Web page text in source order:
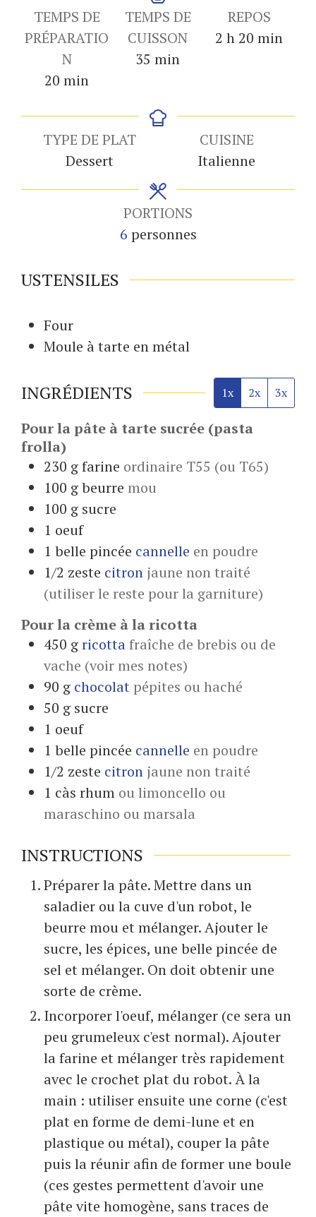
TEMPS DE
PRÉPARATIO
N
20 minutes
min
TEMPS DE
CUISSON
35 minutes
min
REPOS
2 heures
h 20 minutes
min
TYPE DE PLAT
Dessert
CUISINE
Italienne
PORTIONS
6 personnes
USTENSILES
Four
Moule à tarte en métal
INGRÉDIENTS 1x 2x 3x
Pour la pâte à tarte sucrée (pasta
frolla)
230 gfarine ordinaire T55 (ou T65)
100 gbeurre mou
100 g sucre
1 oeuf
1 belle pincée cannelle en poudre
1/2 zeste citron jaune non traité
(utiliser le reste pour la garniture)
Pour la crème à la ricotta
450 gricottafraîche de brebis ou de
vache (voir mes notes)
90 g chocolat pépites ou haché
50 g sucre
1 oeuf
1 belle pincée cannelle en poudre
1/2 zeste citron jaune non traité
1 càs rhum ou limoncello ou
maraschino ou marsala
INSTRUCTIONS
Préparer la pâte. Mettre dans un
saladier ou la cuve d'un robot, le
beurre mou et mélanger. Ajouter le
sucre, les épices, une belle pincée de
sel et mélanger. On doit obtenir une
sorte de crème.
Incorporer l'oeuf, mélanger (ce sera un
peu grumeleux c'est normal). Ajouter
la farine et mélanger très rapidement
avec le crochet plat du robot. À la
main : utiliser ensuite une corne (c'est
plat en forme de demi-lune et en
plastique ou métal), couper la pâte
puis la réunir afin de former une boule
(ces gestes permettent d'avoir une
pâte vite homogène, sans traces de